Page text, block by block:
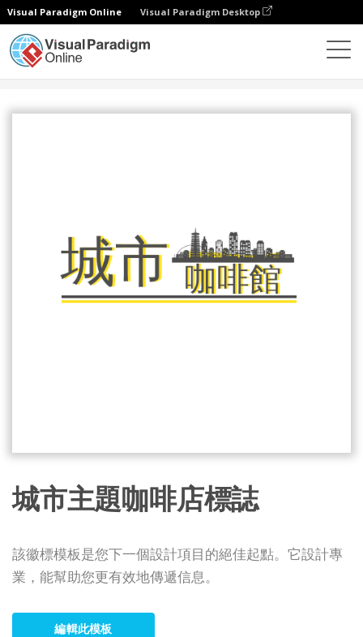
Visual Paradigm Online Visual Paradigm Desktop
城市主題咖啡店標誌
該徽標模板是您下一個設計項目的絕佳起點。它設計專
業，能幫助您更有效地傳遞信息。
編輯此模板